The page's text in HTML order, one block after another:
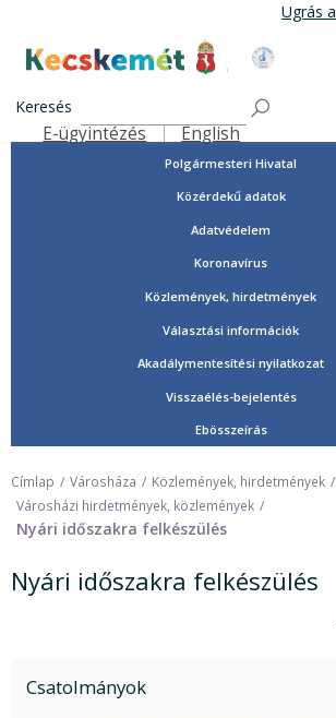
tartalomra
Ugrás
Kecskemét Város Honlapja
Keresés
Felső navigáció
E-ügyintézés English
Tisztségviselők, képviselők
Országgyűlési képviselők
Önkormányzat
Polgármesteri Hivatal
Közérdekű adatok
Adatvédelem
Koronavírus
Közlemények, hirdetmények
Választási információk
Akadálymentesítési nyilatkozat
Visszaélés-bejelentés
Ebösszeírás
Címlap Városháza
Közlemények, hirdetmények
Városházi hirdetmények, közlemények
Nyári időszakra felkészülés
Nyári időszakra felkészülés
Csatolmányok